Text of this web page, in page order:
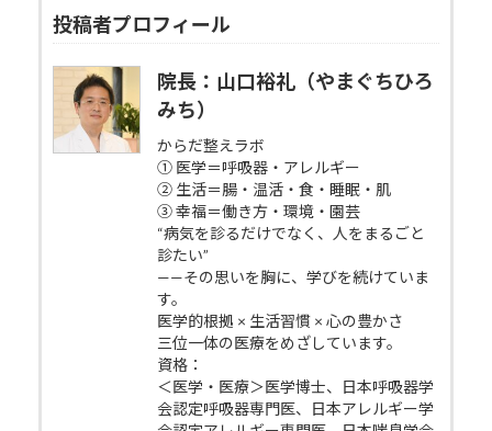
投稿者プロフィール
院長：山口裕礼（やまぐちひろ
みち）
からだ整えラボ
① 医学＝呼吸器・アレルギー
② 生活＝腸・温活・食・睡眠・肌
③ 幸福＝働き方・環境・園芸
“病気を診るだけでなく、人をまるごと
診たい”
——その思いを胸に、学びを続けていま
す。
医学的根拠 × 生活習慣 × 心の豊かさ
三位一体の医療をめざしています。
資格：
＜医学・医療＞医学博士、日本呼吸器学
会認定呼吸器専門医、日本アレルギー学